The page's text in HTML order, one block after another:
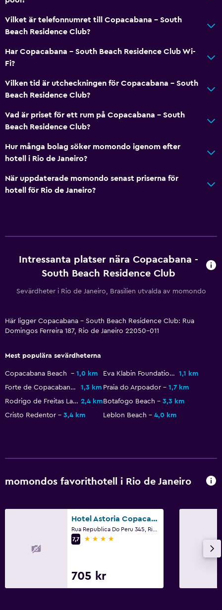
Pool
Vilket är telefonnumret till Copacabana - South
Beach Residence Club?
Har Copacabana - South Beach Residence Club Wi-
Fi?
Vilken tid är utcheckningen för Copacabana - South
Beach Residence Club?
Vad är priset för ett rum på Copacabana - South
Beach Residence Club?
Hur många bolag söker momondo igenom efter
hotell i Rio de Janeiro?
När uppdaterade momondo senast priserna för
hotell för Rio de Janeiro?
Intressanta platser nära Copacabana -
South Beach Residence Club
Sevärdheter i Rio de Janeiro, Brasilien utvalda av momondo
Här ligger Copacabana - South Beach Residence Club: Rua
Domingos Ferreira 187, Rio de Janeiro 22050-011
Mest populära sevärdheterna
Copacabana Beach 1,0 km Eva Klabin Foundation
1,1 km
Forte de Copacabana
1,3 km Praia do Arpoador
1,7 km
Rodrigo de Freitas Lagoon 2,4 kmBotafogo Beach
3,3 km
Cristo Redentor
3,4 km Leblon Beach 4,0 km
momondos favorithotell i Rio de Janeiro
Hotel Astoria Copacabana
7,7
4 stjärnor
705 kr